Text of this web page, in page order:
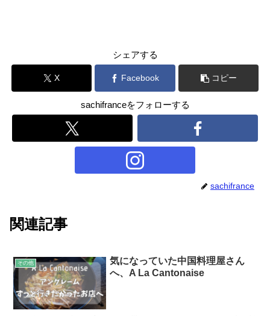
シェアする
X Facebook コピー
sachifranceをフォローする
sachifrance
関連記事
その他
気になっていた中国料理屋さん
へ、A La Cantonaise